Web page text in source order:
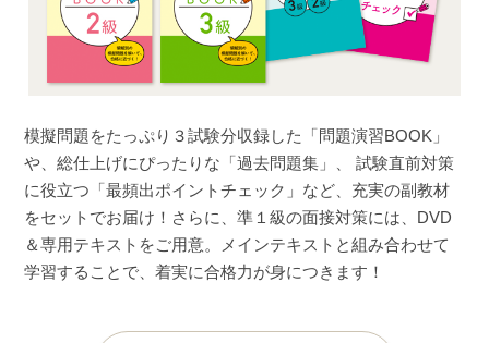
模擬問題をたっぷり３試験分収録した「問題演習BOOK」
や、総仕上げにぴったりな「過去問題集」、 試験直前対策
に役立つ「最頻出ポイントチェック」など、充実の副教材
をセットでお届け！さらに、準１級の面接対策には、DVD
＆専用テキストをご用意。メインテキストと組み合わせて
学習することで、着実に合格力が身につきます！